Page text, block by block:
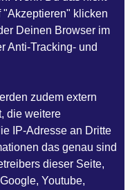
klicken
Deinen Browser im
Anti-Tracking- und
zudem extern
die weitere
IP-Adresse an Dritte
das genau sind
dieser Seite,
Youtube,